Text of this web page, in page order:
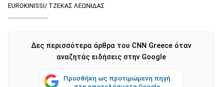
EUROKINISSI/ ΤΖΕΚΑΣ ΛΕΩΝΙΔΑΣ
Δες περισσότερα άρθρα του CNN Greece όταν
αναζητάς ειδήσεις στην Google
Προσθήκη ως προτιμώμενη πηγή